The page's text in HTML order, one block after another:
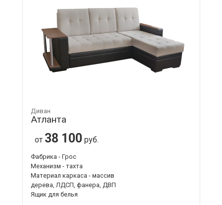
Диван
Атланта
от 38 100 руб.
Фабрика - Грос
Механизм - тахта
Материал каркаса - массив
дерева, ЛДСП, фанера, ДВП
Ящик для белья